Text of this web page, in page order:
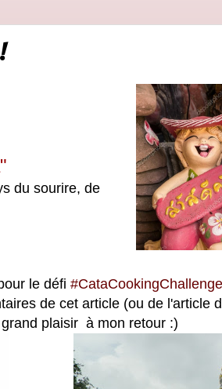
du sourire, de
le défi
de cet article (ou de l'article
plaisir à mon retour :)